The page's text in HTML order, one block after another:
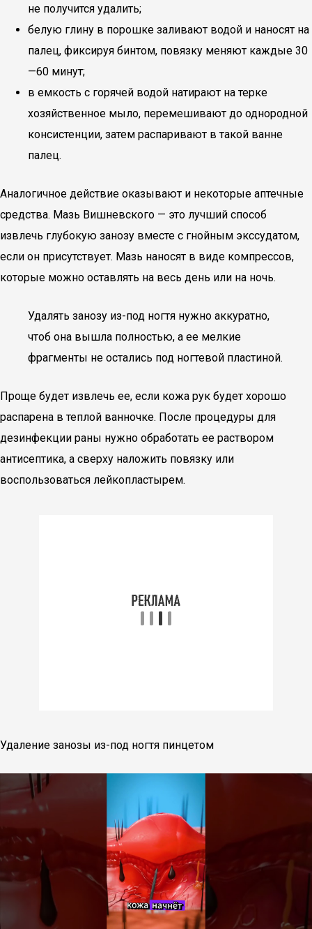
не получится удалить;
белую глину в порошке заливают водой и наносят на
палец, фиксируя бинтом, повязку меняют каждые 30
—60 минут;
в емкость с горячей водой натирают на терке
хозяйственное мыло, перемешивают до однородной
консистенции, затем распаривают в такой ванне
палец.
Аналогичное действие оказывают и некоторые аптечные
средства. Мазь Вишневского — это лучший способ
извлечь глубокую занозу вместе с гнойным экссудатом,
если он присутствует. Мазь наносят в виде компрессов,
которые можно оставлять на весь день или на ночь.
Удалять занозу из-под ногтя нужно аккуратно,
чтоб она вышла полностью, а ее мелкие
фрагменты не остались под ногтевой пластиной.
Проще будет извлечь ее, если кожа рук будет хорошо
распарена в теплой ванночке. После процедуры для
дезинфекции раны нужно обработать ее раствором
антисептика, а сверху наложить повязку или
воспользоваться лейкопластырем.
Удаление занозы из-под ногтя пинцетом